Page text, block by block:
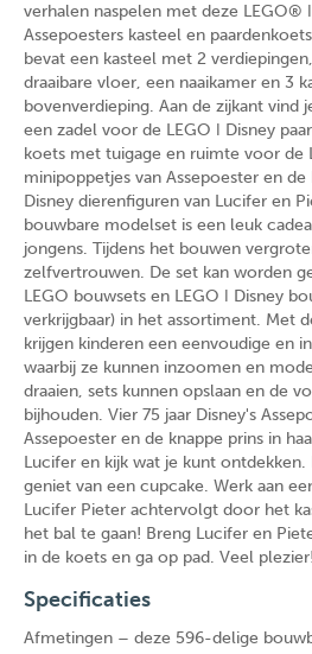
verhalen naspelen met deze LEGO®
Assepoesters kasteel en
bevat een kasteel met 2
draaibare vloer, een naaikamer en 3
bovenverdieping. Aan de zijkant vind
een zadel voor de LEGO ǀ Disney
koets met tuigage en ruimte voor de
minipoppetjes van Assepoester en de
Disney dierenfiguren van Lucifer en
bouwbare modelset is een leuk
jongens. Tijdens het bouwen
zelfvertrouwen. De set kan worden
LEGO bouwsets en LEGO ǀ Disney
verkrijgbaar) in het assortiment. Met
krijgen kinderen een eenvoudige en
waarbij ze kunnen inzoomen en
draaien, sets kunnen opslaan en de
bijhouden. Vier 75 jaar Disney's
Assepoester en de knappe prins in
Lucifer en kijk wat je kunt ontdekken.
geniet van een cupcake. Werk aan
Lucifer Pieter achtervolgt door het
het bal te gaan! Breng Lucifer en
in de koets en ga op pad. Veel plezier!
Specificaties
Afmetingen – deze 596-delige